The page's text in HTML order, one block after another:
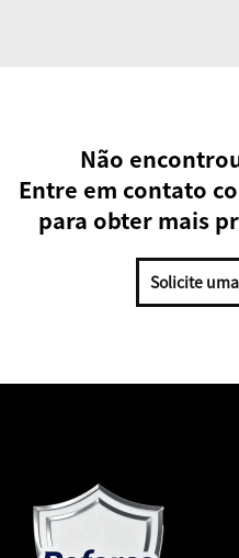
Não
Entre em contato
para obter mais
Solicite